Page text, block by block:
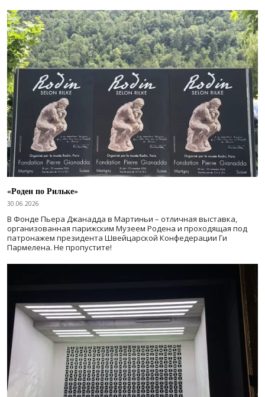
«Роден по Рильке»
30.06.2026
В Фонде Пьера Джанадда в Мартиньи – отличная выставка,
организованная парижским Музеем Родена и проходящая под
патронажем президента Швейцарской Конфедерации Ги
Пармелена. Не пропустите!